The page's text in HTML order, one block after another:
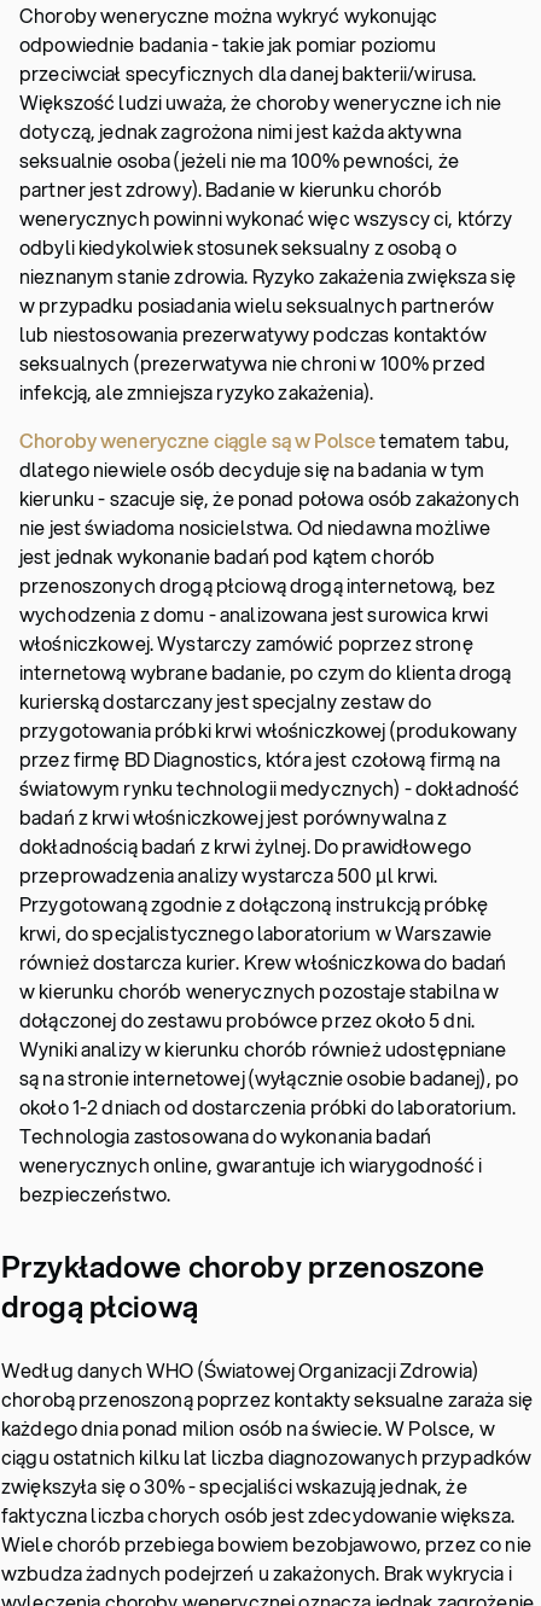
Choroby weneryczne można wykryć wykonując
odpowiednie badania - takie jak pomiar poziomu
przeciwciał specyficznych dla danej bakterii/wirusa.
Większość ludzi uważa, że choroby weneryczne ich nie
dotyczą, jednak zagrożona nimi jest każda aktywna
seksualnie osoba (jeżeli nie ma 100% pewności, że
partner jest zdrowy). Badanie w kierunku chorób
wenerycznych powinni wykonać więc wszyscy ci, którzy
odbyli kiedykolwiek stosunek seksualny z osobą o
nieznanym stanie zdrowia. Ryzyko zakażenia zwiększa się
w przypadku posiadania wielu seksualnych partnerów
lub niestosowania prezerwatywy podczas kontaktów
seksualnych (prezerwatywa nie chroni w 100% przed
infekcją, ale zmniejsza ryzyko zakażenia).
Choroby weneryczne ciągle są w Polscetematem tabu,
dlatego niewiele osób decyduje się na badania w tym
kierunku - szacuje się, że ponad połowa osób zakażonych
nie jest świadoma nosicielstwa. Od niedawna możliwe
jest jednak wykonanie badań pod kątem chorób
przenoszonych drogą płciową drogą internetową, bez
wychodzenia z domu - analizowana jest surowica krwi
włośniczkowej. Wystarczy zamówić poprzez stronę
internetową wybrane badanie, po czym do klienta drogą
kurierską dostarczany jest specjalny zestaw do
przygotowania próbki krwi włośniczkowej (produkowany
przez firmę BD Diagnostics, która jest czołową firmą na
światowym rynku technologii medycznych) - dokładność
badań z krwi włośniczkowej jest porównywalna z
dokładnością badań z krwi żylnej. Do prawidłowego
przeprowadzenia analizy wystarcza 500 µl krwi.
Przygotowaną zgodnie z dołączoną instrukcją próbkę
krwi, do specjalistycznego laboratorium w Warszawie
również dostarcza kurier. Krew włośniczkowa do badań
w kierunku chorób wenerycznych pozostaje stabilna w
dołączonej do zestawu probówce przez około 5 dni.
Wyniki analizy w kierunku chorób również udostępniane
są na stronie internetowej (wyłącznie osobie badanej), po
około 1-2 dniach od dostarczenia próbki do laboratorium.
Technologia zastosowana do wykonania badań
wenerycznych online, gwarantuje ich wiarygodność i
bezpieczeństwo.
Przykładowe choroby przenoszone
drogą płciową
Według danych WHO (Światowej Organizacji Zdrowia)
chorobą przenoszoną poprzez kontakty seksualne zaraża się
każdego dnia ponad milion osób na świecie. W Polsce, w
ciągu ostatnich kilku lat liczba diagnozowanych przypadków
zwiększyła się o 30% - specjaliści wskazują jednak, że
faktyczna liczba chorych osób jest zdecydowanie większa.
Wiele chorób przebiega bowiem bezobjawowo, przez co nie
wzbudza żadnych podejrzeń u zakażonych. Brak wykrycia i